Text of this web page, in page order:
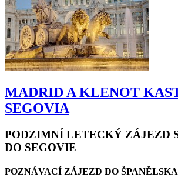
MADRID A KLENOT
SEGOVIA
PODZIMNÍ LETECKÝ ZÁJEZD
DO SEGOVIE
POZNÁVACÍ ZÁJEZD DO